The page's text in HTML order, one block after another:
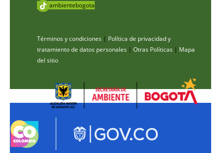
ambientebogota
Términos y condiciones | Política de privacidad y
tratamiento de datos personales | Otras Políticas | Mapa
del sitio